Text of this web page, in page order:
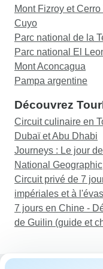
Mont Fizroy et Cerro
Cuyo
Parc national de la
Parc national El
Mont Aconcagua
Pampa argentine
Découvrez
Circuit culinaire en
Dubaï et Abu Dhabi
Journeys : Le jour
National Geographic
Circuit privé de 7
impériales et à
7 jours en Chine -
de Guilin (guide et